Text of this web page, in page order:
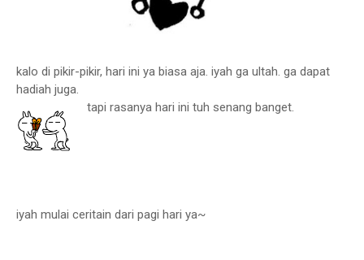
kalo di pikir-pikir, hari ini ya biasa aja. iyah ga ultah. ga dapat
hadiah juga.
tapi rasanya hari ini tuh senang banget.
iyah mulai ceritain dari pagi hari ya~